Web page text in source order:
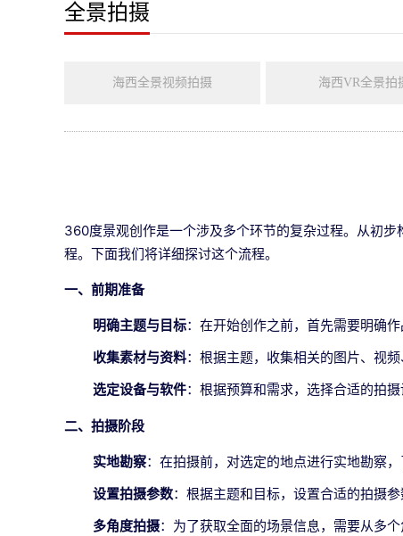
全景拍摄
海西全景视频拍摄 海西VR全景拍
360度景观创作是一个涉及多个环节的复杂过程。从初
程。下面我们将详细探讨这个流程。
一、前期准备
明确主题与目标：在开始创作之前，首先需要明确
收集素材与资料：根据主题，收集相关的图片、视
选定设备与软件：根据预算和需求，选择合适的拍
二、拍摄阶段
实地勘察：在拍摄前，对选定的地点进行实地勘察
设置拍摄参数：根据主题和目标，设置合适的拍摄
多角度拍摄：为了获取全面的场景信息，需要从多